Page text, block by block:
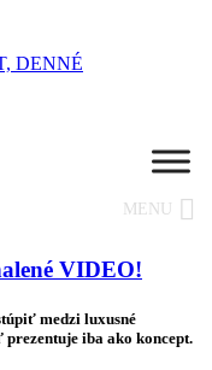
DENNÉ
MENU
VIDEO!
medzi luxusné
iba ako koncept.